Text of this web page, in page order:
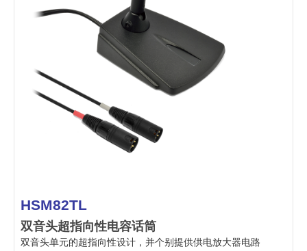
HSM82TL
双音头超指向性电容话筒
双音头单元的超指向性设计，并个别提供供电放大器电路